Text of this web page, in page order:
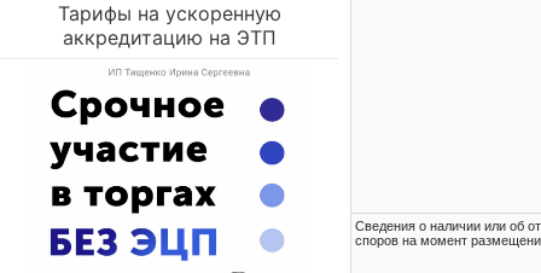
Тарифы на ускоренную
аккредитацию на ЭТП
Cведения о наличии или об
споров на момент